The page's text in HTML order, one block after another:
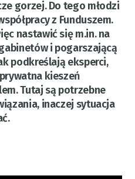
gorzej. Do tego młodzi
z Funduszem.
nastawić się m.in. na
i pogarszającą
podkreślają eksperci,
kieszeń
Tutaj są potrzebne
inaczej sytuacja